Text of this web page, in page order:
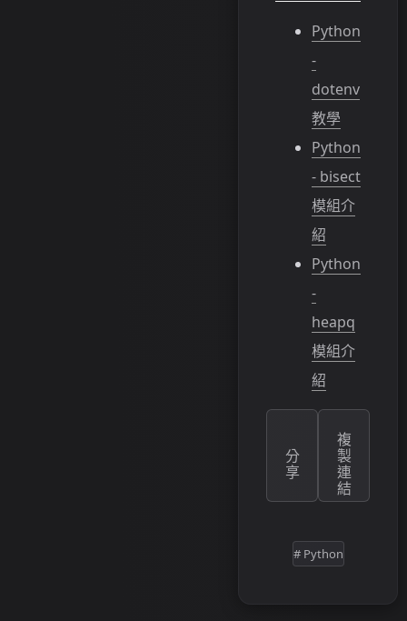
Python
-
dotenv
教學
Python
- bisect
模組介
紹
Python
-
heapq
模組介
紹
分
享
複
製
連
結
# Python